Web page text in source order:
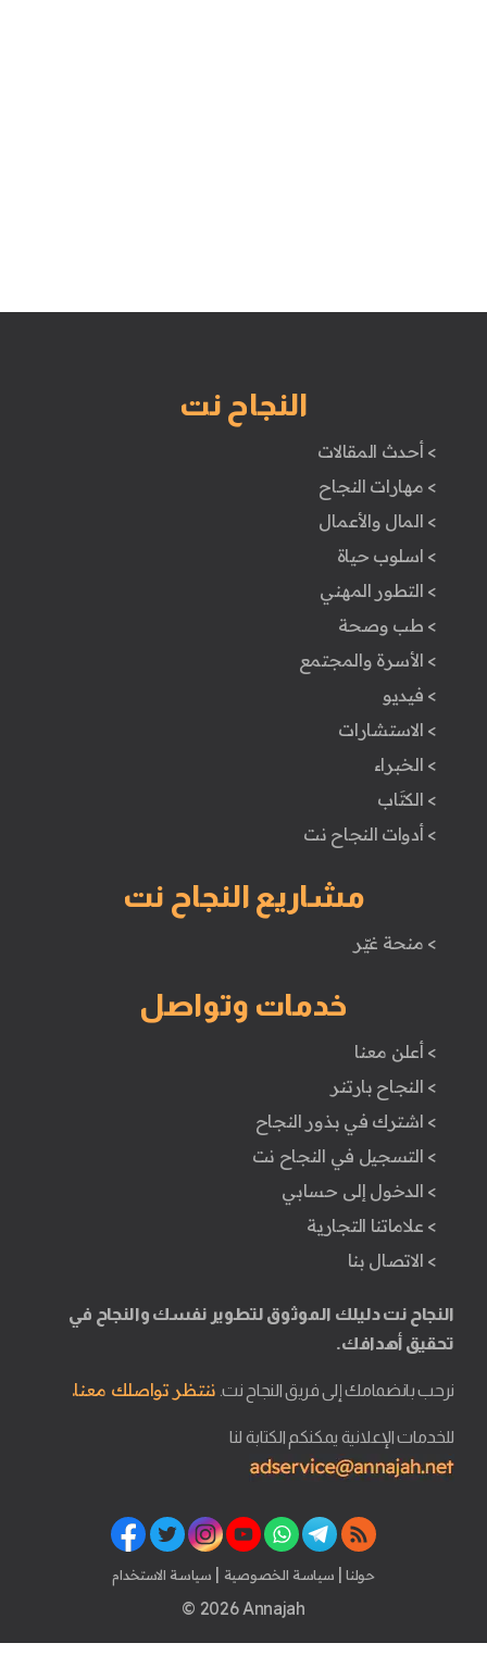
النجاح نت
> أحدث المقالات
> مهارات النجاح
> المال والأعمال
> اسلوب حياة
> التطور المهني
> طب وصحة
> الأسرة والمجتمع
> فيديو
> الاستشارات
> الخبراء
> الكتَاب
> أدوات النجاح نت
مشاريع النجاح نت
> منحة غيّر
خدمات وتواصل
> أعلن معنا
> النجاح بارتنر
> اشترك في بذور النجاح
> التسجيل في النجاح نت
> الدخول إلى حسابي
> علاماتنا التجارية
> الاتصال بنا
النجاح نت دليلك الموثوق لتطوير نفسك والنجاح في
تحقيق أهدافك.
نرحب بانضمامك إلى فريق النجاح نت. ننتظر تواصلك معنا.
للخدمات الإعلانية يمكنكم الكتابة لنا
حولنا | سياسة الخصوصية | سياسة الاستخدام
© 2026 Annajah